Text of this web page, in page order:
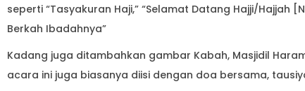
seperti “Tasyakuran Haji,” “Selamat Datang Hajji/Hajjah
Berkah Ibadahnya”
Kadang juga ditambahkan gambar Kabah, Masjidil
acara ini juga biasanya diisi dengan doa bersama,